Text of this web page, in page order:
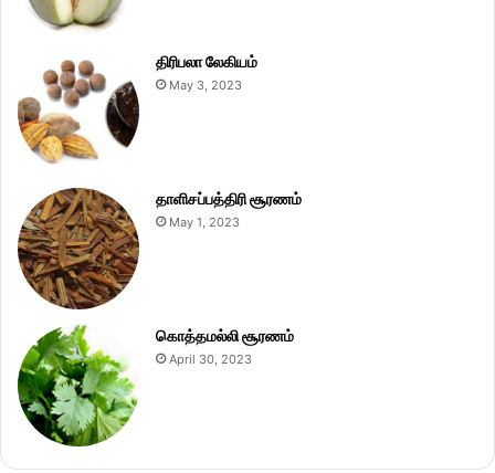
திரிபலா லேகியம்
May 3, 2023
தாளிசப்பத்திரி சூரணம்
May 1, 2023
கொத்தமல்லி சூரணம்
April 30, 2023